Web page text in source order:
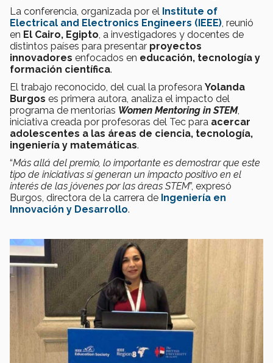
La conferencia, organizada por el Institute of
Electrical and Electronics Engineers (IEEE) , reunió
en El Cairo, Egipto , a investigadores y docentes de
distintos países para presentar proyectos
innovadores enfocados en educación, tecnología y
formación científica.
El trabajo reconocido, del cual la profesora Yolanda
Burgos es primera autora, analiza el impacto del
programa de mentorías Women Mentoring in STEM,
iniciativa creada por profesoras del Tec para acercar
adolescentes a las áreas de ciencia, tecnología,
ingeniería y matemáticas.
“Más allá del premio, lo importante es demostrar que este
tipo de iniciativas sí generan un impacto positivo en el
interés de las jóvenes por las áreas STEM”, expresó
Burgos, directora de la carrera de Ingeniería en
Innovación y Desarrollo.